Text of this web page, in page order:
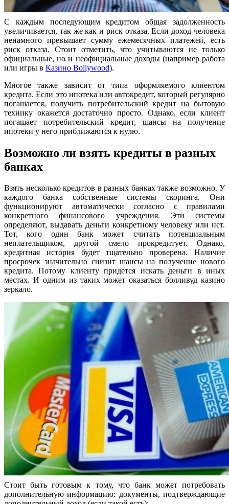
С каждым последующим кредитом общая задолженность
увеличивается, так же как и риск отказа. Если доход человека
ненамного превышает сумму ежемесячных платежей, есть
риск отказа. Стоит отметить, что учитываются не только
официальные, но и неофициальные доходы (например работа
или игры в Казино Bollywood).
Многое также зависит от типа оформляемого клиентом
кредита. Если это ипотека или автокредит, который регулярно
погашается, получить потребительский кредит на бытовую
технику окажется достаточно просто. Однако, если клиент
погашает потребительский кредит, шансы на получение
ипотеки у него приближаются к нулю.
Возможно ли взять кредиты в разных
банках
Взять несколько кредитов в разных банках также возможно. У
каждого банка собственные системы скоринга. Они
функционируют автоматически согласно с правилами
конкретного финансового учреждения. Эти системы
определяют, выдавать деньги конкретному человеку или нет.
Тот, кого один банк может считать потенциальным
неплательщиком, другой смело прокредитует. Однако,
кредитная история будет тщательно проверена. Наличие
просрочек значительно снизит шансы на получение нового
кредита. Потому клиенту придется искать деньги в иных
местах. И одним из таких может оказаться болливуд казино
зеркало.
Стоит быть готовым к тому, что банк может потребовать
дополнительную информацию: документы, подтверждающие